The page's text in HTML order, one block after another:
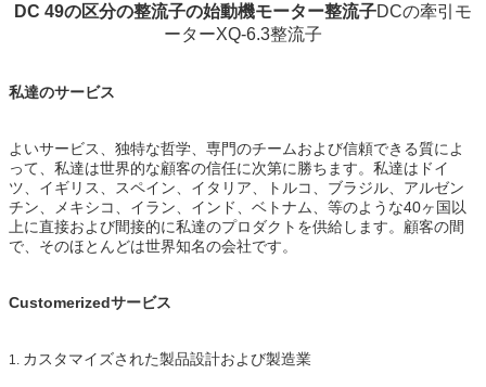
DC 49の区分の整流子の始動機モーター整流子DCの牽引モ
ーターXQ-6.3整流子
私達のサービス
よいサービス、独特な哲学、専門のチームおよび信頼できる質によ
って、私達は世界的な顧客の信任に次第に勝ちます。私達はドイ
ツ 、イギリス、スペイン、イタリア、トルコ、ブラジル、アルゼン
チン、メキシコ、イラン、インド、ベトナム、等のような40ヶ国以
上に直接および間接的に私達のプロダクトを供給します。 顧客の間
で、そのほとんどは世界知名の会社です。
Customerizedサービス
1. カスタマイズされた製品設計および製造業